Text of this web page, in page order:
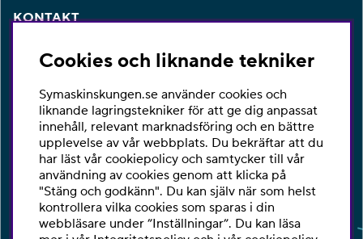
KONTAKT
beställning så är du varmt välkommen att kontakta vår
Telefon:010-2518270
E-post:kontakta@symaskinskungen.se
Ångra köp
Cookies och liknande tekniker
Symaskinskungen.se använder cookies och
liknande lagringstekniker för att ge dig anpassat
innehåll, relevant marknadsföring och en bättre
upplevelse av vår webbplats. Du bekräftar att du
har läst vår cookiepolicy och samtycker till vår
användning av cookies genom att klicka på
"Stäng och godkänn". Du kan själv när som helst
kontrollera vilka cookies som sparas i din
webbläsare under ”Inställningar”. Du kan läsa